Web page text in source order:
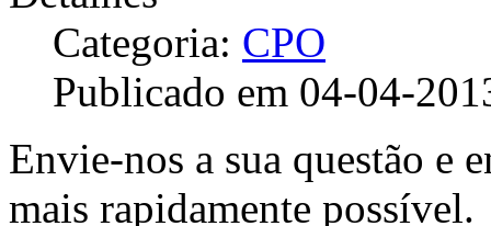
Categoria: CPO
Publicado em 04-04-
Envie-nos a sua questão e
mais rapidamente possível.